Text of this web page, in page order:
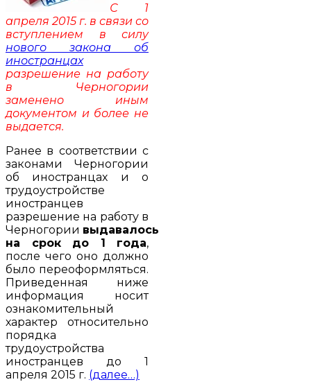
С 1
апреля 2015 г. в связи со
вступлением в силу
нового закона об
иностранцах
разрешение на работу
в Черногории
заменено иным
документом и более не
выдается.
Ранее в соответствии с
законами Черногории
об иностранцах и о
трудоустройстве
иностранцев
разрешение на работу в
Черногории выдавалось
на срок до 1 года,
после чего оно должно
было переоформляться.
Приведенная ниже
информация носит
ознакомительный
характер относительно
порядка
трудоустройства
иностранцев до 1
апреля 2015 г. (далее…)